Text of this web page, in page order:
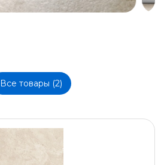
Все товары (2)